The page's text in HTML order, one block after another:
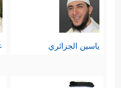
ياسين الجزائري